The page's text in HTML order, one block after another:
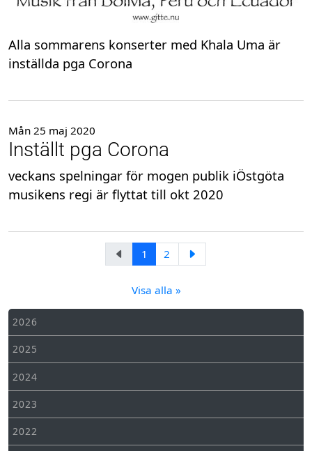
Alla sommarens konserter med Khala Uma är
inställda pga Corona
Mån 25 maj 2020
Inställt pga Corona
veckans spelningar för mogen publik iÖstgöta
musikens regi är flyttat till okt 2020
1 2
Visa alla »
2026
2025
2024
2023
2022